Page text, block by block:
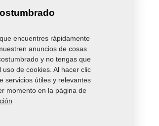
Peso:
encuentres rápidamente
anuncios de cosas
y no tengas que
de cookies. Al hacer clic
servicios útiles y relevantes
momento en la página de